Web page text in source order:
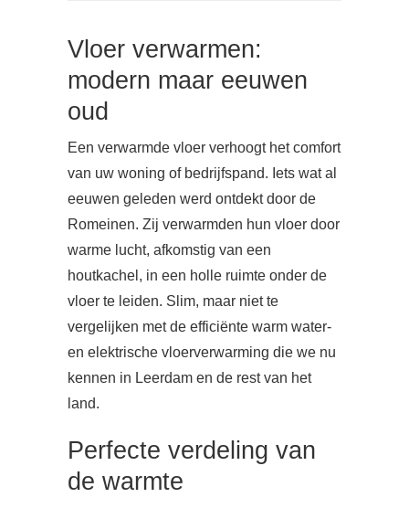
Vloer verwarmen:
modern maar eeuwen
oud
Een verwarmde vloer verhoogt het comfort
van uw woning of bedrijfspand. Iets wat al
eeuwen geleden werd ontdekt door de
Romeinen. Zij verwarmden hun vloer door
warme lucht, afkomstig van een
houtkachel, in een holle ruimte onder de
vloer te leiden. Slim, maar niet te
vergelijken met de efficiënte warm water-
en elektrische vloerverwarming die we nu
kennen in Leerdam en de rest van het
land.
Perfecte verdeling van
de warmte